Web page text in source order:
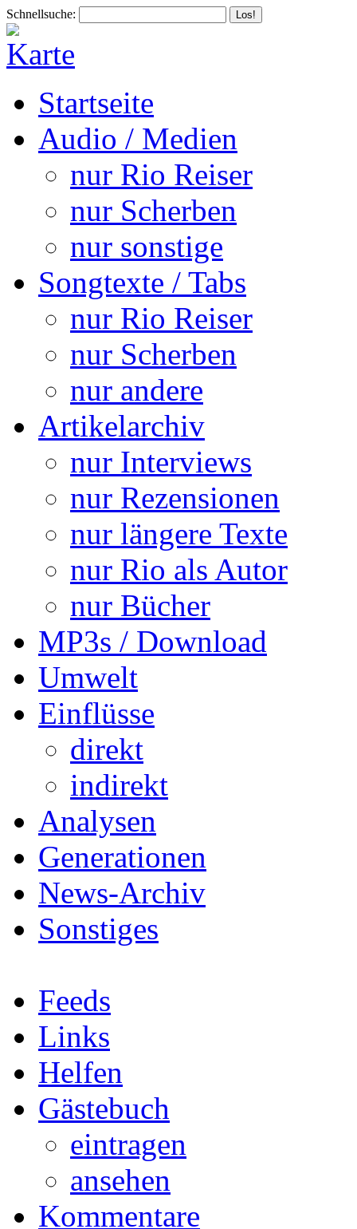
Schnellsuche:
Startseite
Audio / Medien
nur Rio Reiser
nur Scherben
nur sonstige
Songtexte / Tabs
nur Rio Reiser
nur Scherben
nur andere
Artikelarchiv
nur Interviews
nur Rezensionen
nur längere Texte
nur Rio als Autor
nur Bücher
MP3s / Download
Umwelt
Einflüsse
direkt
indirekt
Analysen
Generationen
News-Archiv
Sonstiges
Feeds
Links
Helfen
Gästebuch
eintragen
ansehen
Kommentare